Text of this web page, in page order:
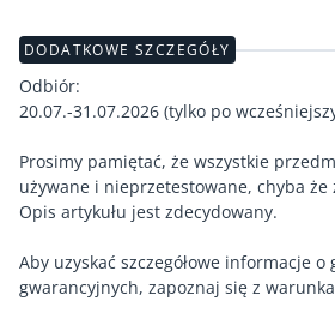
DODATKOWE SZCZEGÓŁY
Odbiór:
20.07.-31.07.2026 (tylko po
Prosimy pamiętać, że wszystkie
używane i nieprzetestowane, chyba że
Opis artykułu jest zdecydowany.
Aby uzyskać szczegółowe informacje
gwarancyjnych, zapoznaj się z